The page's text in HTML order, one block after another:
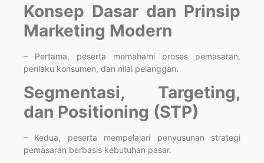
Konsep Dasar dan Prinsip
Marketing Modern
– Pertama, peserta memahami proses pemasaran,
perilaku konsumen, dan nilai pelanggan.
Segmentasi, Targeting,
dan Positioning (STP)
– Kedua, peserta mempelajari penyusunan strategi
pemasaran berbasis kebutuhan pasar.